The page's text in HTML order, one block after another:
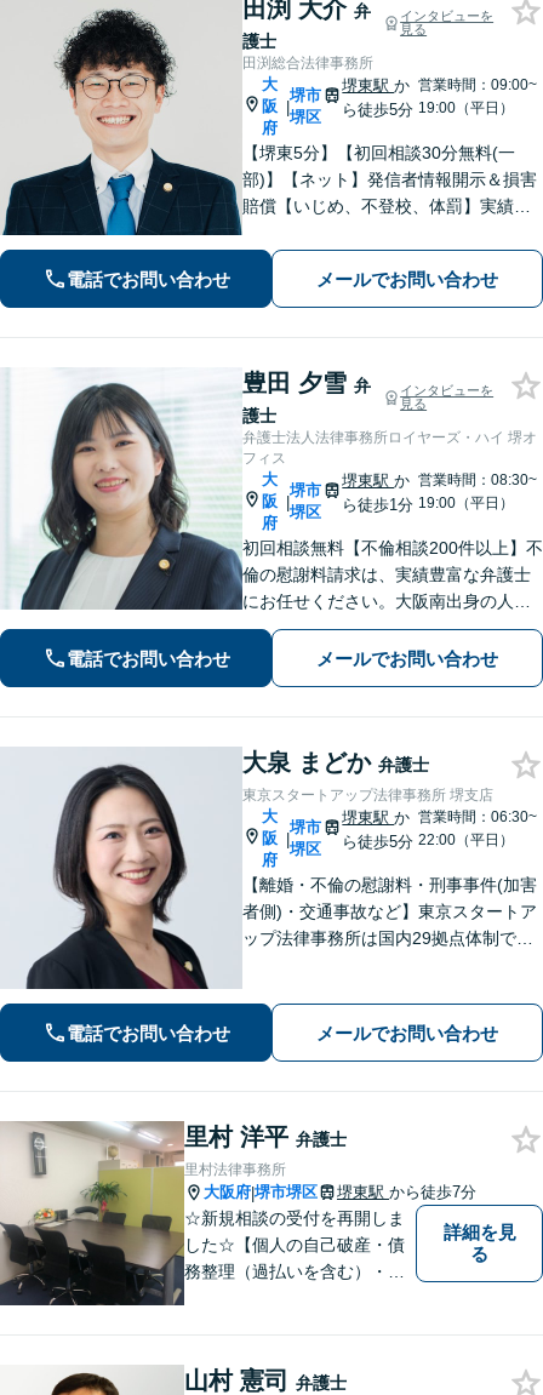
田渕 大介 弁
護士
インタビューを
見る
田渕総合法律事務所
大
阪
府
|
堺市
堺区
堺東駅か
ら徒歩5分
営業時間：09:00~
19:00（平日）
【堺東5分】【初回相談30分無料(一
部)】【ネット】発信者情報開示＆損害
賠償【いじめ、不登校、体罰】実績豊
利な条件での慰謝料・離婚【労働問
題】ハラスメント事案の実績／裁判を
見据えて加害者・会社と交渉【土日祝
対応】
電話でお問い合わせ メールでお問い合わせ
豊田 夕雪 弁
護士
インタビューを
見る
弁護士法人法律事務所ロイヤーズ・ハイ 堺オ
フィス
大
阪
府
|
堺市
堺区
堺東駅か
ら徒歩1分
営業時間：08:30~
19:00（平日）
初回相談無料【不倫相談200件以上】不
倫の慰謝料請求は、実績豊富な弁護士
にお任せください。大阪南出身の人情
派弁護士が対応【交通事故も強い】交
通事故に遭われてお困りの方はお気軽
にお電話ください【当日／夜間／休日
電話でお問い合わせ メールでお問い合わせ
大泉 まどか 弁護士
東京スタートアップ法律事務所 堺支店
大
阪
府
|
堺市
堺区
堺東駅か
ら徒歩5分
営業時間：06:30~
22:00（平日）
【離婚・不倫の慰謝料・刑事事件(加害
者側)・交通事故など】東京スタートア
ップ法律事務所は国内29拠点体制で全
専門性の高い弁護士が寄り添い解決を
サポートします。
電話でお問い合わせ メールでお問い合わせ
里村 洋平 弁護士
里村法律事務所
大阪府|堺市堺区 堺東駅 から徒歩7分
☆新規相談の受付を再開しま
した☆【個人の自己破産・債
務整理（過払いを含む）・法
回相談無料（特に時間制限は
詳細を見
る
山村 憲司 弁護士